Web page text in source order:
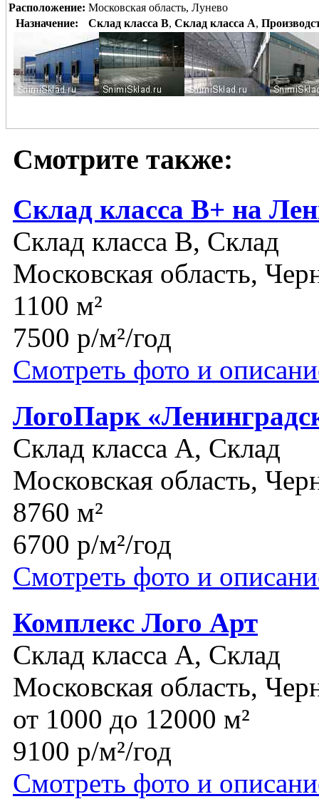
Расположение: Московская область, Лунево
Назначение:
Склад класса B, Склад класса A,
Смотрите также:
Склад класса В+ на
Склад класса B, Склад
Московская область,
1100 м²
7500 р/м²/год
Смотреть фото и
ЛогоПарк
Склад класса A, Склад
Московская область,
8760 м²
6700 р/м²/год
Смотреть фото и
Комплекс Лого Арт
Склад класса A, Склад
Московская область,
от 1000 до 12000 м²
9100 р/м²/год
Смотреть фото и